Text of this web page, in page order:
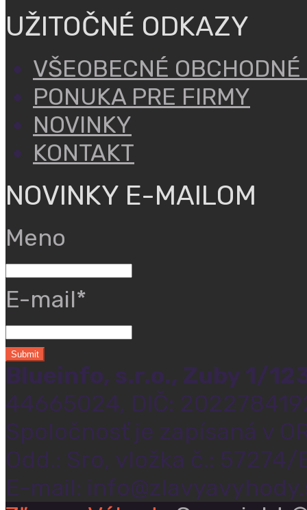
UŽITOČNÉ ODKAZY
VŠEOBECNÉ
PONUKA PRE FIRMY
NOVINKY
KONTAKT
NOVINKY E-MAILOM
Meno
E-mail*
Blueinfo, s.r.o., Zuby 1/
44665024, DIČ:
Spoločnosť je zapísaná v
Odd.: Sro, vložka č.: 57274/
E-mail: